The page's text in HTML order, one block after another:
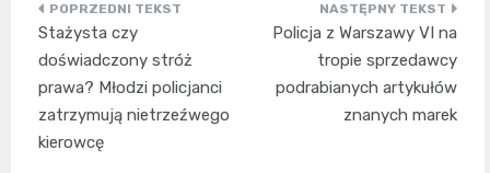
Nawigacja
wpisu
Stażysta czy
doświadczony stróż
prawa? Młodzi policjanci
zatrzymują nietrzeźwego
kierowcę
Policja z Warszawy VI na
tropie sprzedawcy
podrabianych artykułów
znanych marek